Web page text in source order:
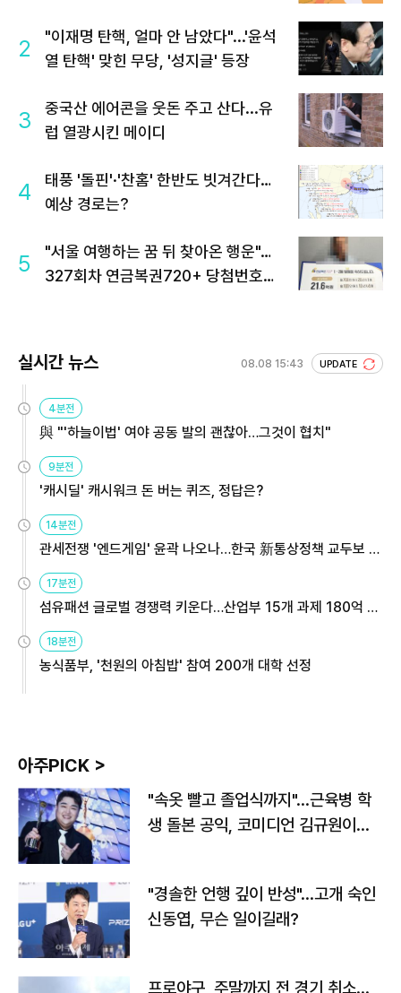
2
"이재명 탄핵, 얼마 안 남았다"...'윤석
열 탄핵' 맞힌 무당, '성지글' 등장
3
중국산 에어콘을 웃돈 주고 산다...유
럽 열광시킨 메이디
4
태풍 '돌핀'·'찬홈' 한반도 빗겨간다…
예상 경로는?
5
"서울 여행하는 꿈 뒤 찾아온 행운"…
327회차 연금복권720+ 당첨번호조
실시간 뉴스 08.08 15:43 UPDATE
4분전
與 "'하늘이법' 여야 공동 발의 괜찮아…그것이 협치"
9분전
'캐시딜' 캐시워크 돈 버는 퀴즈, 정답은?
14분전
관세전쟁 '엔드게임' 윤곽 나오나…한국 新통상정책 교두보 활
용해야
17분전
섬유패션 글로벌 경쟁력 키운다…산업부 15개 과제 180억 지
원
18분전
농식품부, '천원의 아침밥' 참여 200개 대학 선정
아주PICK >
"속옷 빨고 졸업식까지"…근육병 학
생 돌본 공익, 코미디언 김규원이었
"경솔한 언행 깊이 반성"…고개 숙인
신동엽, 무슨 일이길래?
프로야구, 주말까지 전 경기 취소…